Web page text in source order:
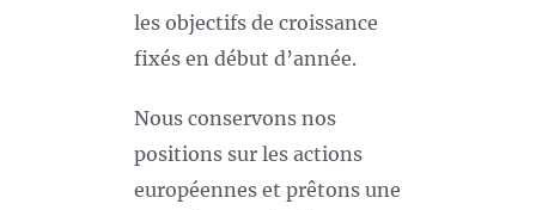
les objectifs de croissance
fixés en début d’année.
Nous conservons nos
positions sur les actions
européennes et prêtons une